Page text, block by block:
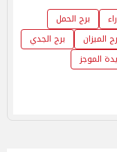
برج الحمل
الميزان
برج الجدي
الموجز